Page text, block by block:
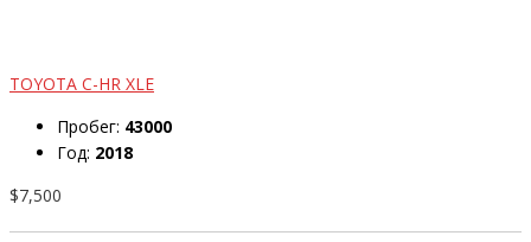
TOYOTA C-HR XLE
Пробег: 43000
Год: 2018
$7,500